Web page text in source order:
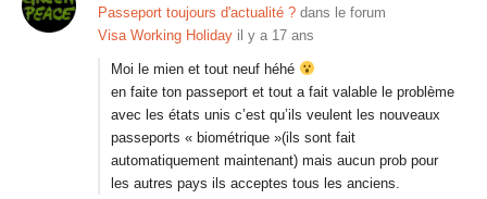
Passeport toujours d'actualité ? dans le forum
Visa Working Holiday il y a 17 ans
Moi le mien et tout neuf héhé
en faite ton passeport et tout a fait valable le problème
avec les états unis c’est qu’ils veulent les nouveaux
passeports « biométrique »(ils sont fait
automatiquement maintenant) mais aucun prob pour
les autres pays ils acceptes tous les anciens.